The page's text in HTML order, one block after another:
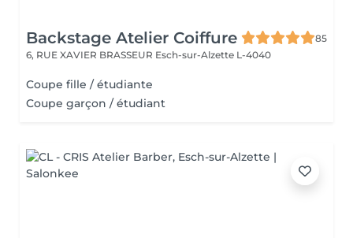
Backstage Atelier Coiffure
85
6, RUE XAVIER BRASSEUR Esch-sur-Alzette L-4040
Coupe fille / étudiante
Coupe garçon / étudiant